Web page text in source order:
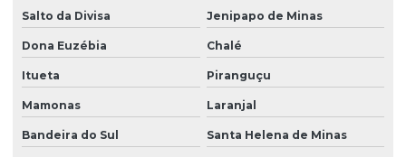
Salto da Divisa Jenipapo de Minas
Dona Euzébia Chalé
Itueta Piranguçu
Mamonas Laranjal
Bandeira do Sul Santa Helena de Minas